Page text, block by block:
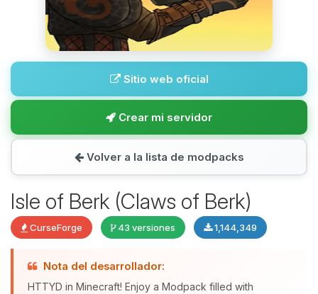
Sitio web oficial
Crear mi servidor
Volver a la lista de modpacks
Isle of Berk (Claws of Berk)
CurseForge 43 versiones 1,144,349
Nota del desarrollador:
HTTYD in Minecraft! Enjoy a Modpack filled with